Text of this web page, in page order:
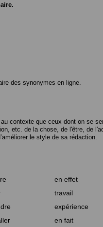
des synonymes en ligne.
contexte que ceux dont on se
etc. de la chose, de l'être, de
le style de sa rédaction.
en effet
travail
expérience
en fait